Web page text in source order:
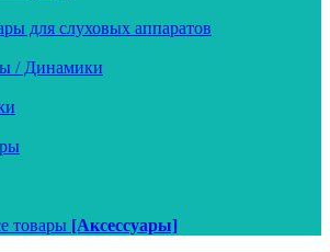
для слуховых аппаратов
/ Динамики
товары [Аксессуары]